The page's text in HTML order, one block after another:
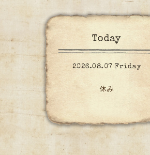
Today
2026.08.07 Friday
休み